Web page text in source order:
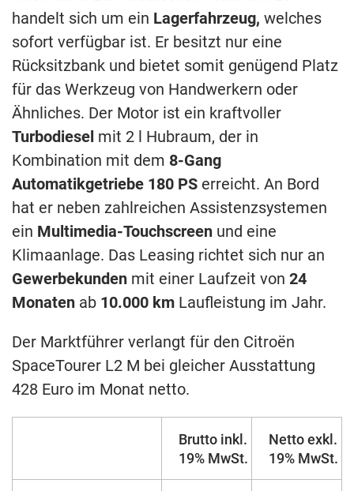
handelt sich um ein Lagerfahrzeug, welches
sofort verfügbar ist. Er besitzt nur eine
Rücksitzbank und bietet somit genügend Platz
für das Werkzeug von Handwerkern oder
Ähnliches. Der Motor ist ein kraftvoller
Turbodiesel mit 2 l Hubraum, der in
Kombination mit dem 8-Gang
Automatikgetriebe 180 PS erreicht. An Bord
hat er neben zahlreichen Assistenzsystemen
ein Multimedia-Touchscreen und eine
Klimaanlage. Das Leasing richtet sich nur an
Gewerbekunden mit einer Laufzeit von 24
Monaten ab 10.000 km Laufleistung im Jahr.
Der Marktführer verlangt für den Citroën
SpaceTourer L2 M bei gleicher Ausstattung
428 Euro im Monat netto.
Brutto inkl.
19% MwSt.
Netto exkl.
19% MwSt.